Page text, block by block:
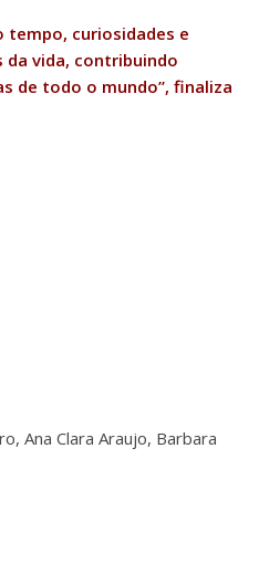
tempo, curiosidades e
vida, contribuindo
de todo o mundo”, finaliza
Ana Clara Araujo, Barbara